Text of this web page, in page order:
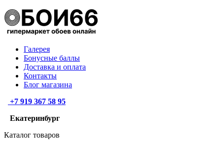
Галерея
Бонусные баллы
Доставка и оплата
Контакты
Блог магазина
+7 919 367 58 95
Екатеринбург
Каталог товаров